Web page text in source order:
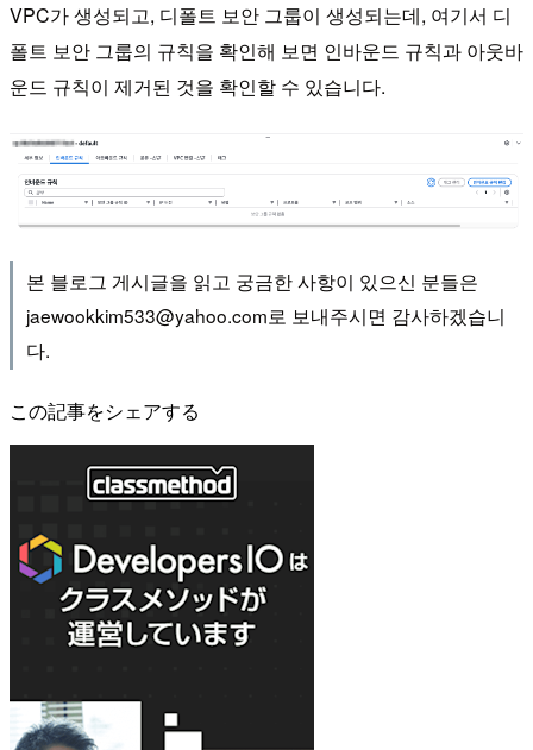
VPC가 생성되고, 디폴트 보안 그룹이 생성되는데, 여기서 디
폴트 보안 그룹의 규칙을 확인해 보면 인바운드 규칙과 아웃바
운드 규칙이 제거된 것을 확인할 수 있습니다.
본 블로그 게시글을 읽고 궁금한 사항이 있으신 분들은
jaewookkim533@yahoo.com로 보내주시면 감사하겠습니
다.
この記事をシェアする